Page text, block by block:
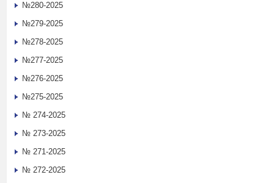
№280-2025
№279-2025
№278-2025
№277-2025
№276-2025
№275-2025
№ 274-2025
№ 273-2025
№ 271-2025
№ 272-2025